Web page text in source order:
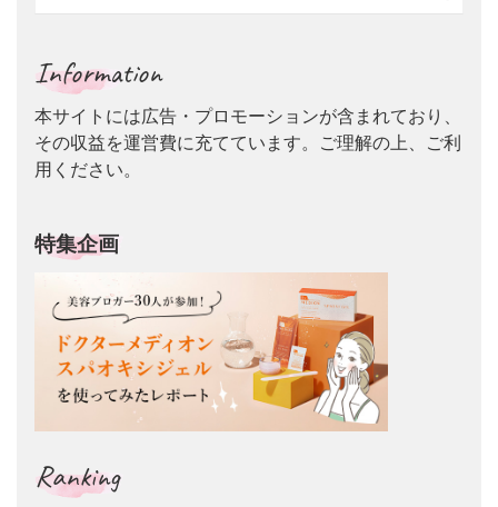
Information
本サイトには広告・プロモーションが含まれており、
その収益を運営費に充てています。ご理解の上、ご利
用ください。
特集企画
Ranking